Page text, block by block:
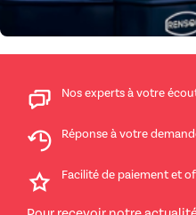
Nos experts à votre
Réponse à votre
Facilité de paiement et